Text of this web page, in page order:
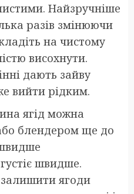
Найзручніше
разів змінюючи
на чистому
висохнути.
дають зайву
вийти рідким.
ягід можна
блендером ще до
швидше.
ягоди